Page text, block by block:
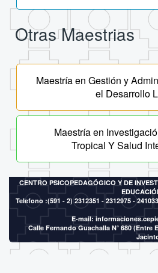
Otras Maestrias
Maestría en Gestión y
el Desarrollo
Maestría en
Tropical Y Salud
CENTRO PSICOPEDAGÓGICO Y DE
Telefono :(591 - 2) 2312351 - 2312975 -
E-mail:
Calle Fernando Guachalla N° 680 (Entre